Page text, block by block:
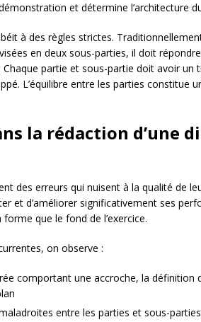
et détermine l’architecture
à des règles strictes.
en deux sous-parties, il doit
partie et sous-partie doit avoir un
L’équilibre entre les parties constitue
la rédaction d’une
des erreurs qui nuisent à la qualité de
et d’améliorer significativement ses
que le fond de l’exercice.
on observe :
comportant une accroche, la définition
entre les parties et sous-parties